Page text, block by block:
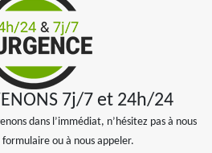
7j/7 et 24h/24
dans l’immédiat, n’hésitez pas à nous
ou à nous appeler.